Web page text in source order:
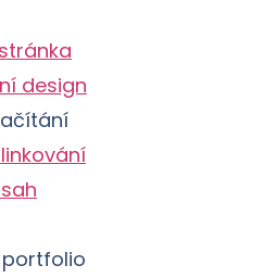
design
portfolio